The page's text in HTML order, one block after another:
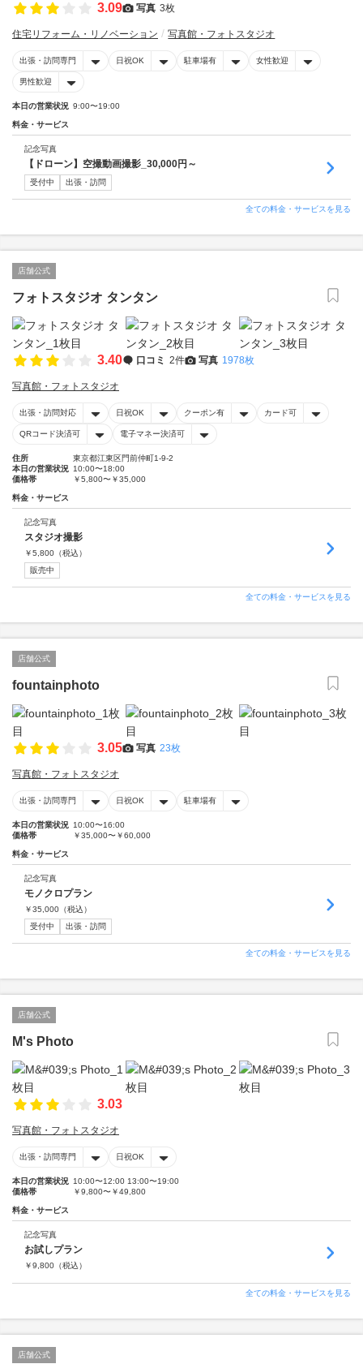
3.09 写真 3枚
住宅リフォーム・リノベーション 写真館・フォトスタジオ
出張・訪問専門 日祝OK 駐車場有 女性歓迎
男性歓迎
本日の営業状況 9:00〜19:00
料金・サービス
記念写真
【ドローン】空撮動画撮影_30,000円～
受付中 出張・訪問
全ての料金・サービスを見る
店舗公式
フォトスタジオ タンタン
3.40 口コミ 2件 写真 1978枚
写真館・フォトスタジオ
出張・訪問対応 日祝OK クーポン有 カード可
QRコード決済可 電子マネー決済可
住所
東京都江東区門前仲町1-9-2
本日の営業状況 10:00〜18:00
価格帯
￥5,800〜￥35,000
料金・サービス
記念写真
スタジオ撮影
￥5,800 （税込）
販売中
全ての料金・サービスを見る
店舗公式
fountainphoto
3.05 写真 23枚
写真館・フォトスタジオ
出張・訪問専門 日祝OK 駐車場有
本日の営業状況 10:00〜16:00
価格帯
￥35,000〜￥60,000
料金・サービス
記念写真
モノクロプラン
￥35,000 （税込）
受付中
出張・訪問
全ての料金・サービスを見る
店舗公式
M's Photo
3.03
写真館・フォトスタジオ
出張・訪問専門 日祝OK
本日の営業状況 10:00〜12:00 13:00〜19:00
価格帯
￥9,800〜￥49,800
料金・サービス
記念写真
お試しプラン
￥9,800 （税込）
全ての料金・サービスを見る
店舗公式